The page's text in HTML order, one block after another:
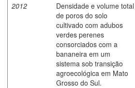
2012
Densidade e volume total
de poros do solo
cultivado com adubos
verdes perenes
consorciados com a
bananeira em um
sistema sob transição
agroecológica em Mato
Grosso do Sul.